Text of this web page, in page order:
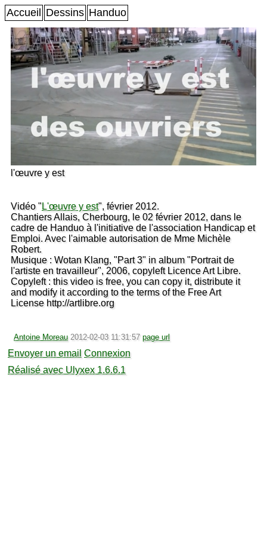
Accueil Dessins Handuo
l'œuvre y est
Vidéo " L'œuvre y est", février 2012.
Chantiers Allais, Cherbourg, le 02 février 2012, dans le
cadre de Handuo à l'initiative de l'association Handicap et
Emploi. Avec l'aimable autorisation de Mme Michèle
Robert.
Musique : Wotan Klang, "Part 3" in album "Portrait de
l'artiste en travailleur", 2006, copyleft Licence Art Libre.
Copyleft : this video is free, you can copy it, distribute it
and modify it according to the terms of the Free Art
License http://artlibre.org
Antoine Moreau 2012-02-03 11:31:57 page url
Envoyer un email Connexion
Réalisé avec Ulyxex 1.6.6.1